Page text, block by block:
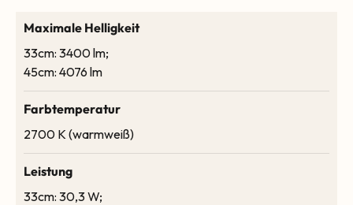
Maximale Helligkeit
33cm: 3400 lm;
45cm: 4076 lm
Farbtemperatur
2700 K (warmweiß)
Leistung
33cm: 30,3 W;